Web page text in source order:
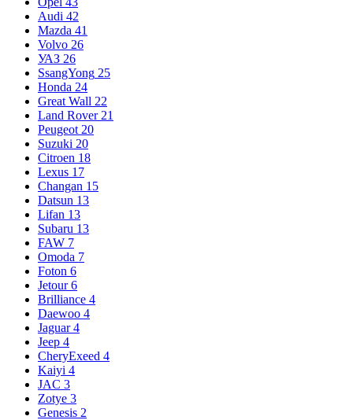
Audi 42
Mazda 41
Volvo 26
УАЗ 26
SsangYong 25
Honda 24
Great Wall 22
Land Rover 21
Peugeot 20
Suzuki 20
Citroen 18
Lexus 17
Changan 15
Datsun 13
Lifan 13
Subaru 13
FAW 7
Omoda 7
Foton 6
Jetour 6
Brilliance 4
Daewoo 4
Jaguar 4
Jeep 4
CheryExeed 4
Kaiyi 4
JAC 3
Zotye 3
Genesis 2